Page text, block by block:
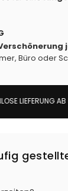
Büro oder
LIEFERUNG AB